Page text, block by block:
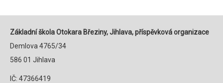
Základní škola Otokara Březiny, Jihlava, příspěvková organizace
Demlova 4765/34
586 01 Jihlava
IČ: 47366419